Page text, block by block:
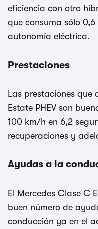
eficiencia con otro
que consuma sólo
autonomía eléctrica.
Prestaciones
Las prestaciones que
Estate PHEV son
100 km/h en 6,2
recuperaciones y
Ayudas a la
El Mercedes Clase C
buen número de
conducción ya en el